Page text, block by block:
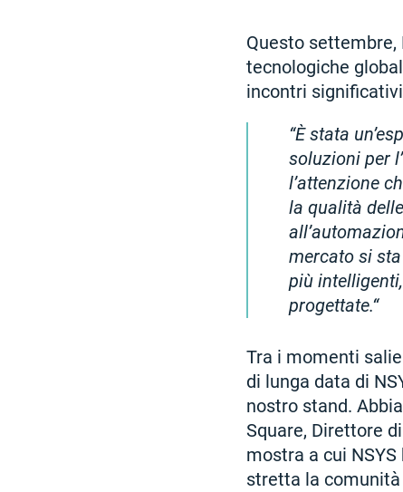
Questo settembre,
tecnologiche
incontri
È stata
soluzioni per
l’attenzione
la qualità
mercato si
più
progettate.
Tra i momenti
di lunga data di
nostro stand.
Square, Direttore
mostra a cui
stretta la